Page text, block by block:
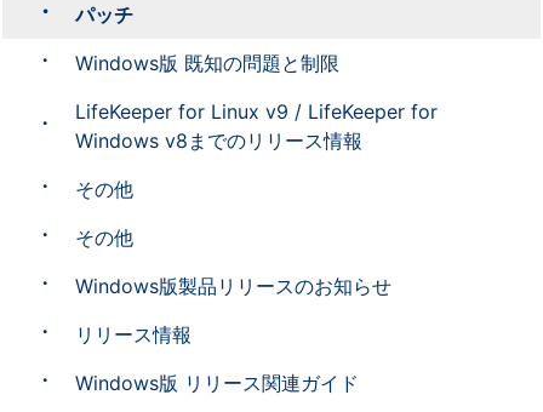
パッチ
Windows版 既知の問題と制限
LifeKeeper for Linux v9 / LifeKeeper for
Windows v8までのリリース情報
その他
その他
Windows版製品リリースのお知らせ
リリース情報
Windows版 リリース関連ガイド